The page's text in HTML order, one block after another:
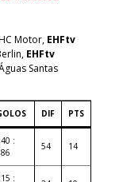
Motor, EHFtv
EHFtv
Santas
DIF PTS
:
54 14
: